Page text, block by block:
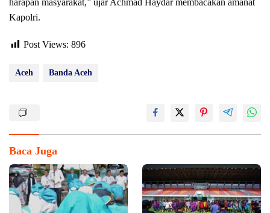
harapan masyarakat,” ujar Achmad Haydar membacakan amanat
Kapolri.
Post Views: 896
Aceh Banda Aceh
Baca Juga